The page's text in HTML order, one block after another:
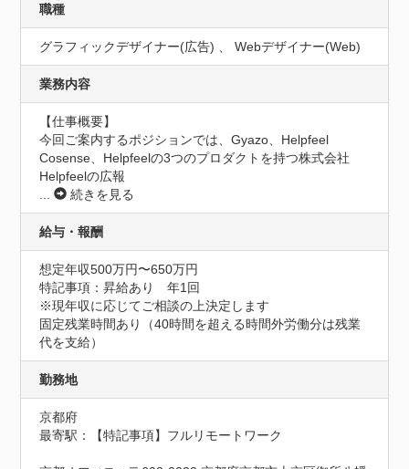
職種
グラフィックデザイナー(広告) 、 Webデザイナー(Web)
業務内容
【仕事概要】
今回ご案内するポジションでは、Gyazo、Helpfeel
Cosense、Helpfeelの3つのプロダクトを持つ株式会社
Helpfeelの広報
...
続きを見る
給与・報酬
想定年収500万円〜650万円
特記事項：昇給あり　年1回
※現年収に応じてご相談の上決定します
固定残業時間あり（40時間を超える時間外労働分は残業
代を支給）
勤務地
京都府
最寄駅：【特記事項】フルリモートワーク